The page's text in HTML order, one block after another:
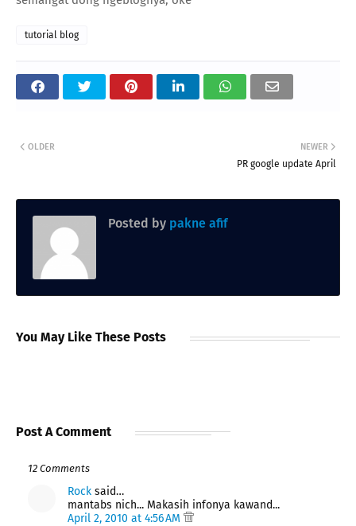
tutorial blog
NEWER
PR google update April
OLDER
Posted by pakne afif
You May Like These Posts
Post A Comment
12 Comments
Rock said…
mantabs nich... Makasih infonya kawand...
April 2, 2010 at 4:56 AM